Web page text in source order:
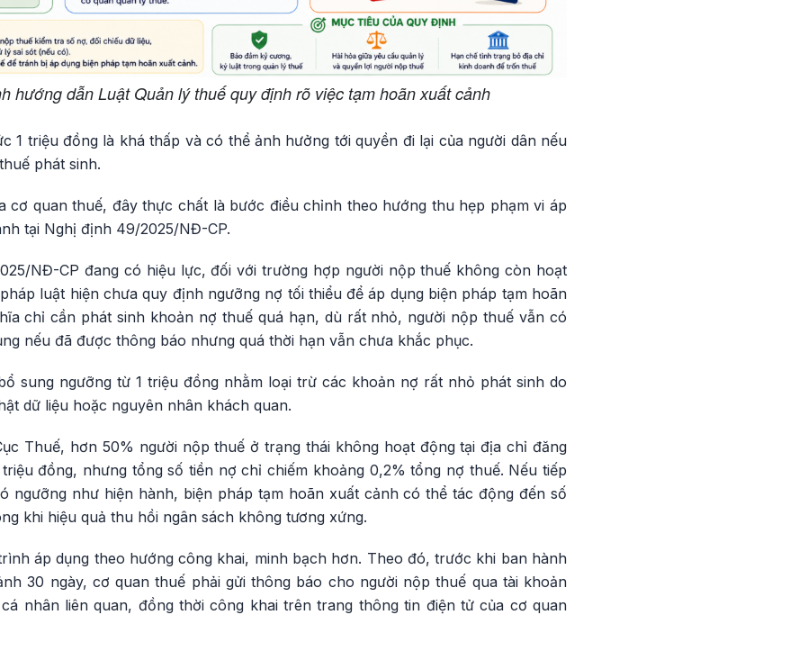
hướng dẫn Luật Quản lý thuế quy định rõ việc tạm hoãn xuất cảnh
1 triệu đồng là khá thấp và có thể ảnh hưởng tới quyền đi lại của người dân nếu
phát sinh.
cơ quan thuế, đây thực chất là bước điều chỉnh theo hướng thu hẹp phạm vi áp
tại Nghị định 49/2025/NĐ-CP.
NĐ-CP đang có hiệu lực, đối với trường hợp người nộp thuế không còn hoạt
luật hiện chưa quy định ngưỡng nợ tối thiểu để áp dụng biện pháp tạm hoãn
chỉ cần phát sinh khoản nợ thuế quá hạn, dù rất nhỏ, người nộp thuế vẫn có
nếu đã được thông báo nhưng quá thời hạn vẫn chưa khắc phục.
sung ngưỡng từ 1 triệu đồng nhằm loại trừ các khoản nợ rất nhỏ phát sinh do
dữ liệu hoặc nguyên nhân khách quan.
Thuế, hơn 50% người nộp thuế ở trạng thái không hoạt động tại địa chỉ đăng
đồng, nhưng tổng số tiền nợ chỉ chiếm khoảng 0,2% tổng nợ thuế. Nếu tiếp
ngưỡng như hiện hành, biện pháp tạm hoãn xuất cảnh có thể tác động đến số
khi hiệu quả thu hồi ngân sách không tương xứng.
áp dụng theo hướng công khai, minh bạch hơn. Theo đó, trước khi ban hành
30 ngày, cơ quan thuế phải gửi thông báo cho người nộp thuế qua tài khoản
nhân liên quan, đồng thời công khai trên trang thông tin điện tử của cơ quan